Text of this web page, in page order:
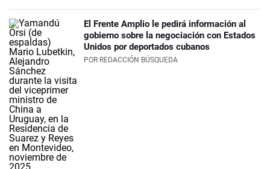
El Frente Amplio le pedirá información al
gobierno sobre la negociación con Estados
Unidos por deportados cubanos
POR REDACCIÓN BÚSQUEDA